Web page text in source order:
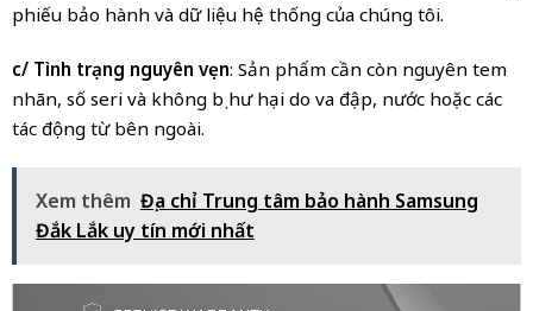
phiếu bảo hành và dữ liệu hệ thống của chúng tôi.
c/ Tình trạng nguyên vẹn: Sản phẩm cần còn nguyên tem
nhãn, số seri và không bị hư hại do va đập, nước hoặc các
tác động từ bên ngoài.
Xem thêm Địa chỉ Trung tâm bảo hành Samsung
Đắk Lắk uy tín mới nhất